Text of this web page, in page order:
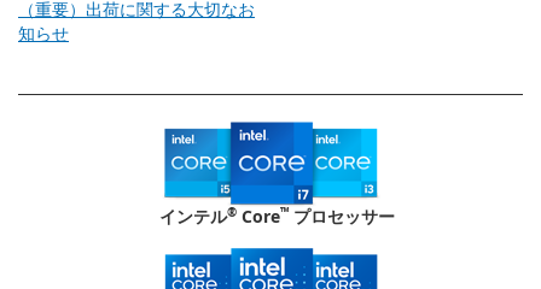
（重要）出荷に関する大切なお
知らせ
インテル®Core™プロセッサー